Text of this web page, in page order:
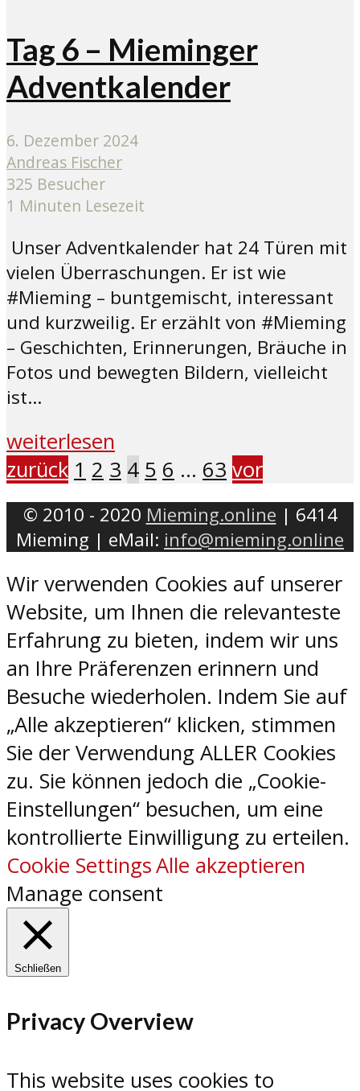
Tag 6 – Mieminger
Adventkalender
6. Dezember 2024
Andreas Fischer
325 Besucher
1 Minuten Lesezeit
Unser Adventkalender hat 24 Türen mit
vielen Überraschungen. Er ist wie
#Mieming – buntgemischt, interessant
und kurzweilig. Er erzählt von #Mieming
– Geschichten, Erinnerungen, Bräuche in
Fotos und bewegten Bildern, vielleicht
ist...
weiterlesen
zurück 1 2 3 4 5 6 … 63 vor
© 2010 - 2020 Mieming.online | 6414
Mieming | eMail: info@mieming.online
Wir verwenden Cookies auf unserer
Website, um Ihnen die relevanteste
Erfahrung zu bieten, indem wir uns
an Ihre Präferenzen erinnern und
Besuche wiederholen. Indem Sie auf
„Alle akzeptieren“ klicken, stimmen
Sie der Verwendung ALLER Cookies
zu. Sie können jedoch die „Cookie-
Einstellungen“ besuchen, um eine
kontrollierte Einwilligung zu erteilen.
Cookie SettingsAlle akzeptieren
Manage consent
Schließen
Privacy Overview
This website uses cookies to